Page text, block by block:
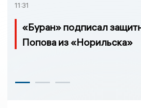
11:31
«Буран» подписал
Попова из «Норильска»